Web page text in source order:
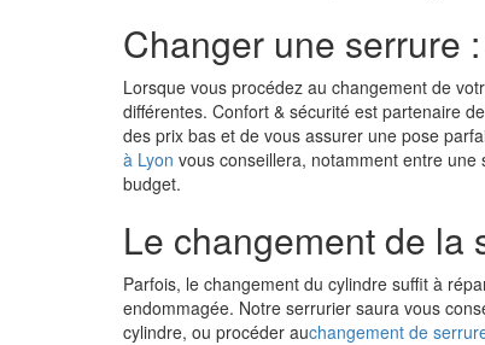
Changer une serrure
Lorsque vous procédez au changement de
différentes. Confort & sécurité est partenaire
des prix bas et de vous assurer une pose
à Lyon vous conseillera, notamment entre
budget.
Le changement de la
Parfois, le changement du cylindre suffit à
endommagée. Notre serrurier saura vous
cylindre, ou procéder auchangement de